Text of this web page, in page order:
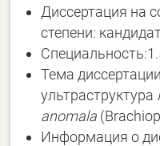
Диссертация на
степени:
Тема
ультраструктура
anomala
Информация о